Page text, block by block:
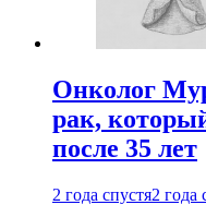
Онколог
рак,
после 35 лет
2 года спустя2 года